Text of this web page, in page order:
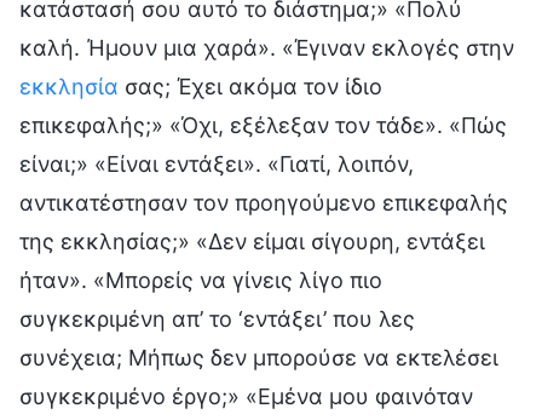
κατάστασή σου αυτό το διάστημα;» «Πολύ
καλή. Ήμουν μια χαρά». «Έγιναν εκλογές στην
εκκλησία σας; Έχει ακόμα τον ίδιο
επικεφαλής;» «Όχι, εξέλεξαν τον τάδε». «Πώς
είναι;» «Είναι εντάξει». «Γιατί, λοιπόν,
αντικατέστησαν τον προηγούμενο επικεφαλής
της εκκλησίας;» «Δεν είμαι σίγουρη, εντάξει
ήταν». «Μπορείς να γίνεις λίγο πιο
συγκεκριμένη απ’ το ‘εντάξει’ που λες
συνέχεια; Μήπως δεν μπορούσε να εκτελέσει
συγκεκριμένο έργο;» «Εμένα μου φαινόταν